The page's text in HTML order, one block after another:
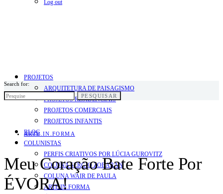
Log out
PROJETOS
ARQUITETURA DE PAISAGISMO
PROJETOS RESIDENCIAIS
PROJETOS COMERCIAIS
PROJETOS INFANTIS
BLOG
COLUNISTAS
PERFIS CRIATIVOS POR LÚCIA GUROVITZ
COLUNA SERGIO ZOBARAN
COLUNA WAIR DE PAULA
ARTE.IN.FORMA
Search for:
PESQUISAR
ARTE.IN.FORMA
Meu Coração Bate Forte Por
ÉVORA!